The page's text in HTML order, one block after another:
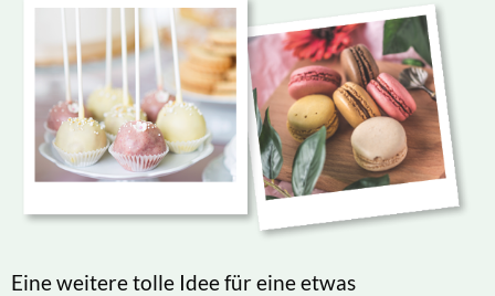
Eine weitere tolle Idee für eine etwas